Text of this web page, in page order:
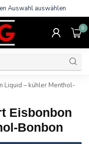
Auswahl auswählen
0
Liquid – kühler Menthol-
Eisbonbon
Bonbon